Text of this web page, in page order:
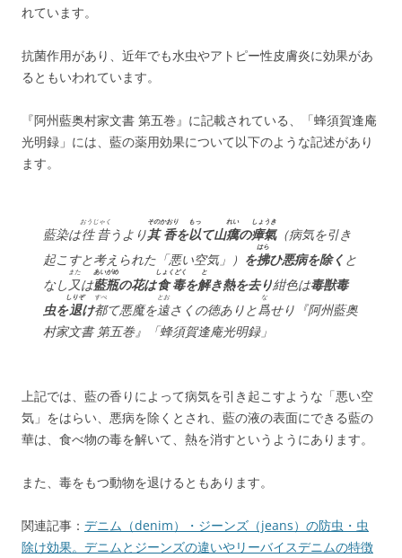
れています。
抗菌作用があり、近年でも水虫やアトピー性皮膚炎に効果があ
るともいわれています。
『阿州藍奥村家文書 第五巻』に記載されている、「蜂須賀逢庵
光明録」には、藍の薬用効果について以下のような記述があり
ます。
藍染は徃昔
おうじゃく
うより其
その
香
かおり
を以
もっ
て山癘
れい
の瘴氣
しょうき
（病気を引き
起こすと考えられた「悪い空気」） を拂
はら
ひ悪病を除く と
なし 又
また
は藍瓶
あいがめ
の花は食毒
しょくどく
を解
と
き熱を去り紺色は毒獣毒
虫を退
しりぞ
け都
すべ
て悪魔を遠
とお
さくの徳ありと爲
な
せり『阿州藍奥
村家文書 第五巻』「蜂須賀逢庵光明録」
上記では、藍の香りによって病気を引き起こすような「悪い空
気」をはらい、悪病を除くとされ、藍の液の表面にできる藍の
華は、食べ物の毒を解いて、熱を消すというようにあります。
また、毒をもつ動物を退けるともあります。
関連記事： デニム（denim）・ジーンズ（jeans）の防虫・虫
除け効果。デニムとジーンズの違いやリーバイスデニムの特徴